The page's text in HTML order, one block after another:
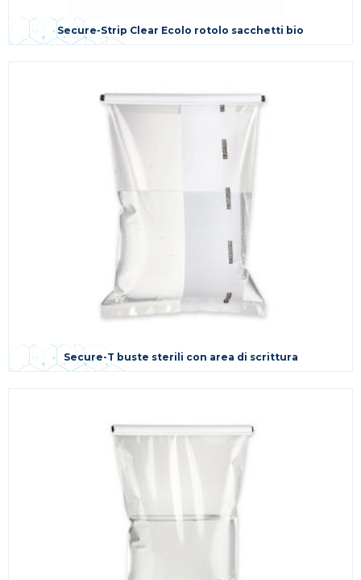
Secure-Strip Clear Ecolo rotolo sacchetti bio
Secure-T buste sterili con area di scrittura